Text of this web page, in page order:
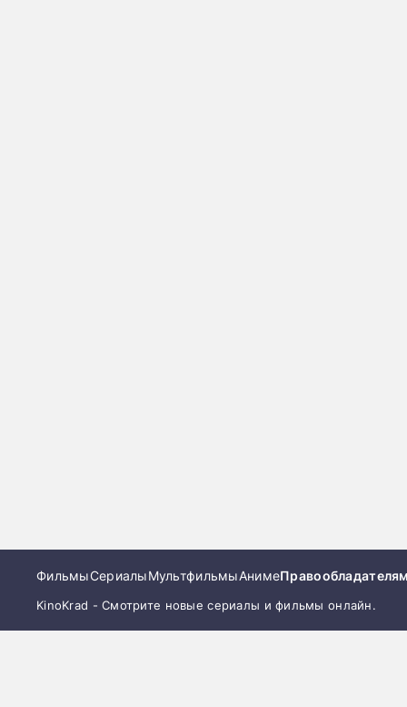
ФильмыСериалыМультфильмыАниме
KinoKrad - Смотрите новые сериалы и фильмы онлайн.